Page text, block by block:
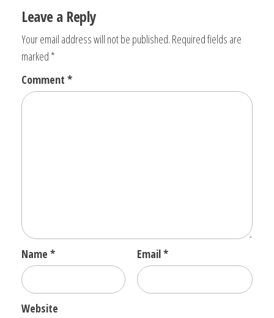
Leave a Reply
Your email address will not be published. Required fields are
marked *
Comment *
Name * Email*
Website